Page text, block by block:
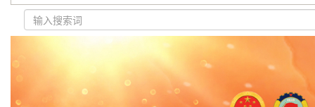
千年敦煌，相约北京 “如是莫高”敦煌艺术大展暨“
警银联动重拳出击：全链条打击反催收黑灰产守护
校园小小调解员上岗了